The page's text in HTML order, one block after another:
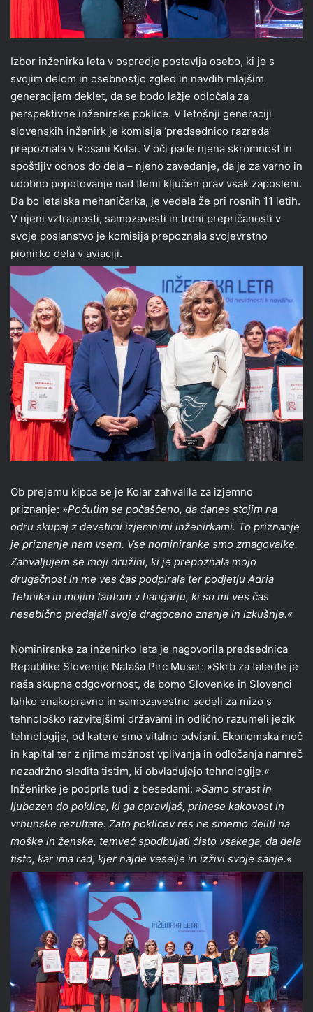
Izbor inženirka leta v ospredje postavlja osebo, ki je s
svojim delom in osebnostjo zgled in navdih mlajšim
generacijam deklet, da se bodo lažje odločala za
perspektivne inženirske poklice. V letošnji generaciji
slovenskih inženirk je komisija ‘predsednico razreda’
prepoznala v Rosani Kolar. V oči pade njena skromnost in
spoštljiv odnos do dela – njeno zavedanje, da je za varno in
udobno popotovanje nad tlemi ključen prav vsak zaposleni.
Da bo letalska mehaničarka, je vedela že pri rosnih 11 letih.
V njeni vztrajnosti, samozavesti in trdni prepričanosti v
svoje poslanstvo je komisija prepoznala svojevrstno
pionirko dela v aviaciji.
Ob prejemu kipca se je Kolar zahvalila za izjemno
priznanje: »Počutim se počaščeno, da danes stojim na
odru skupaj z devetimi izjemnimi inženirkami. To priznanje
je priznanje nam vsem. Vse nominiranke smo zmagovalke.
Zahvaljujem se moji družini, ki je prepoznala mojo
drugačnost in me ves čas podpirala ter podjetju Adria
Tehnika in mojim fantom v hangarju, ki so mi ves čas
nesebično predajali svoje dragoceno znanje in izkušnje.«
Nominiranke za inženirko leta je nagovorila predsednica
Republike Slovenije Nataša Pirc Musar: »Skrb za talente je
naša skupna odgovornost, da bomo Slovenke in Slovenci
lahko enakopravno in samozavestno sedeli za mizo s
tehnološko razvitejšimi državami in odlično razumeli jezik
tehnologije, od katere smo vitalno odvisni. Ekonomska moč
in kapital ter z njima možnost vplivanja in odločanja namreč
nezadržno sledita tistim, ki obvladujejo tehnologije.«
Inženirke je podprla tudi z besedami: »Samo strast in
ljubezen do poklica, ki ga opravljaš, prinese kakovost in
vrhunske rezultate. Zato poklicev res ne smemo deliti na
moške in ženske, temveč spodbujati čisto vsakega, da dela
tisto, kar ima rad, kjer najde veselje in izživi svoje sanje.«